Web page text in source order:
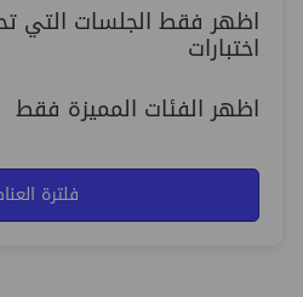
اظهر فقط الجلسات التي
اختبارات
اظهر الفئات المميزة فقط
فلترة